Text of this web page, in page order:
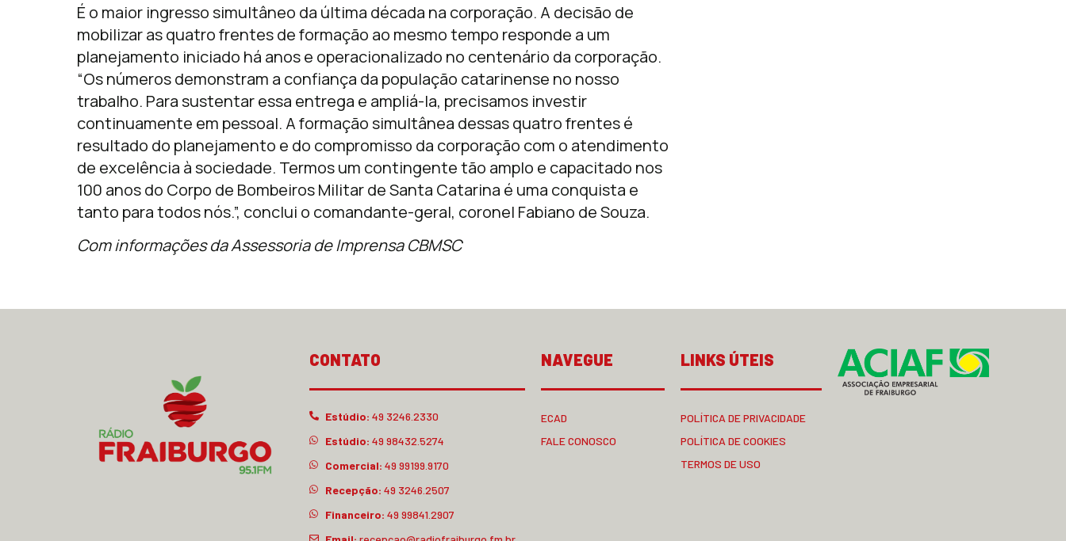
É o maior ingresso simultâneo da última década na corporação. A decisão de
mobilizar as quatro frentes de formação ao mesmo tempo responde a um
planejamento iniciado há anos e operacionalizado no centenário da corporação.
“Os números demonstram a confiança da população catarinense no nosso
trabalho. Para sustentar essa entrega e ampliá-la, precisamos investir
continuamente em pessoal. A formação simultânea dessas quatro frentes é
resultado do planejamento e do compromisso da corporação com o atendimento
de excelência à sociedade. Termos um contingente tão amplo e capacitado nos
100 anos do Corpo de Bombeiros Militar de Santa Catarina é uma conquista e
tanto para todos nós.”, conclui o comandante-geral, coronel Fabiano de Souza.
Com informações da Assessoria de Imprensa CBMSC
CONTATO
Estúdio: 49 3246.2330
Estúdio: 49 98432.5274
Comercial: 49 99199.9170
Recepção: 49 3246.2507
Financeiro: 49 99841.2907
NAVEGUE
ECAD
FALE CONOSCO
LINKS ÚTEIS
POLÍTICA DE PRIVACIDADE
POLÍTICA DE COOKIES
TERMOS DE USO